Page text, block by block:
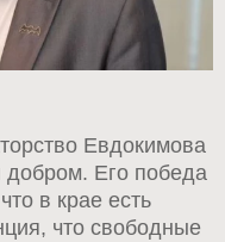
Евдокимова
Его победа
в крае есть
что свободные